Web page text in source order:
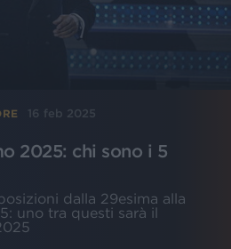
16 feb 2025
2025: chi sono i 5
dalla 29esima alla
uno tra questi sarà il